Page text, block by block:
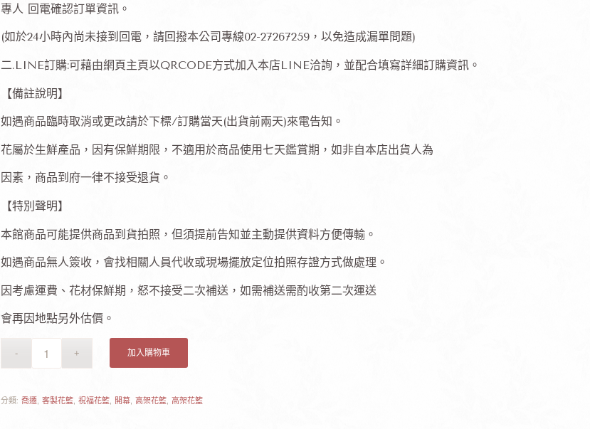
專人 回電確認訂單資訊。
(如於24小時內尚未接到回電，請回撥本公司專線02-27267259，以免造成漏單問題)
二.LINE訂購:可藉由網頁主頁以QRCODE方式加入本店LINE洽詢，並配合填寫詳細訂購資訊。
【備註說明】
如遇商品臨時取消或更改請於下標/訂購當天(出貨前兩天)來電告知。
花屬於生鮮產品，因有保鮮期限，不適用於商品使用七天鑑賞期，如非自本店出貨人為
因素，商品到府一律不接受退貨。
【特別聲明】
本館商品可能提供商品到貨拍照，但須提前告知並主動提供資料方便傳輸。
如遇商品無人簽收，會找相關人員代收或現場擺放定位拍照存證方式做處理。
因考慮運費、花材保鮮期，怒不接受二次補送，如需補送需酌收第二次運送
會再因地點另外估價。
加入購物車
分類:喬遷,客製花籃,祝福花籃, 開幕,高架花籃,高架花籃